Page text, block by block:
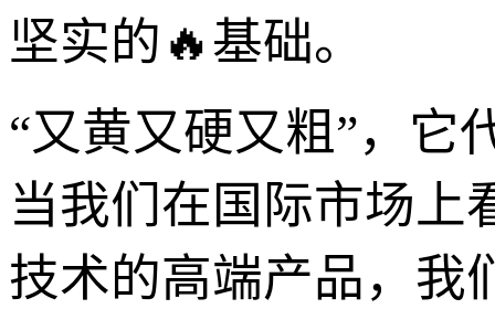
坚实的🔥基础。
“又黄又硬又粗”，它
当我们在国际市场上
技术的高端产品，我